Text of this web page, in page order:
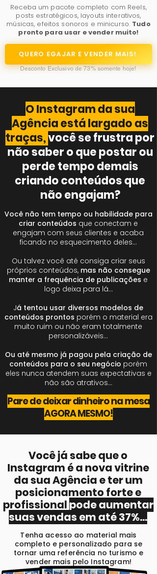
Receba um pacote completo com Reels,
posts estratégicos, layouts interativos,
músicas, efeitos sonoros e minicurso. Tudo
pronto para usar e vender muito!
QUERO EGAJAR E VENDER MAIS!
Desconto Exclusivo de 73% somente hoje!​
O Instagram da sua
Agência está largado as
traças,você se frustra por
não saber o que postar ou
perde tempo demais
criando conteúdos que
não engajam?
Você não tem tempo ou habilidade para
criar conteúdos que conectam e
engajam com seus clientes e acaba
ficando no esquecimento deles…
Ou talvez você até consiga criar seus
próprios conteúdos, mas não consegue
manter a frequência de publicações e
logo deixa para lá…
Já tentou usar diversos modelos de
conteúdos prontos porém o material era
muito ruim ou não eram totalmente
personalizáveis…
Ou até mesmo já pagou pela criação de
conteúdos para o seu negócio porém
eles nunca atendem suas expectativas e
não são atrativos…
Pare de deixar dinheiro na mesa
AGORA MESMO!
Você já sabe que o
Instagram é a nova vitrine
da sua Agência e ter um
posicionamento forte e
profissional pode aumentar
suas vendas em até 37%...
Tenha acesso ao material mais
completo e personalizado para se
tornar uma referência no turismo e
vender mais pelo Instagram!